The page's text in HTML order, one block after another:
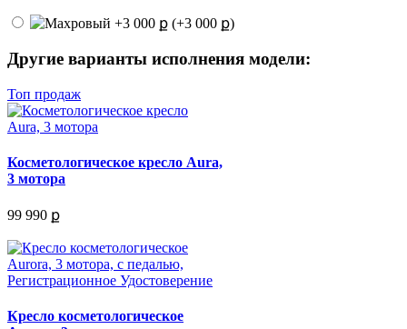
(+3 000 ք)
Другие варианты исполнения модели:
Топ продаж
Косметологическое кресло Aura,
3 мотора
99 990 ք
Кресло косметологическое